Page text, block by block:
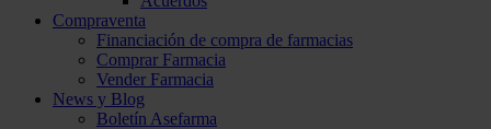
Compraventa
Financiación de compra de farmacias
Comprar Farmacia
Vender Farmacia
News y Blog
Boletín Asefarma